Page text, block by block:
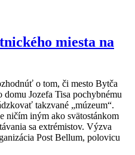
miesta na
o tom, či mesto Bytča
Jozefa Tisa pochybnému
takzvané „múzeum“.
ničím iným ako svätostánkom
sa extrémistov. Výzva
Post Bellum, polovicu